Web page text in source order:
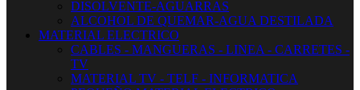
DISOLVENTE-AGUARRAS
ALCOHOL DE QUEMAR-AGUA DESTILADA
MATERIAL ELECTRICO
CABLES - MANGUERAS - LINEA - CARRETES -
TV
MATERIAL TV - TELF - INFORMATICA